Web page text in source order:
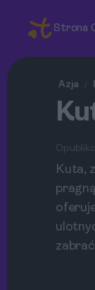
Strona
Azja /
Kuta,